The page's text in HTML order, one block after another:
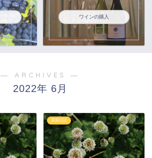
ワインの購入
― ARCHIVES ―
2022年 6月
菜園日誌